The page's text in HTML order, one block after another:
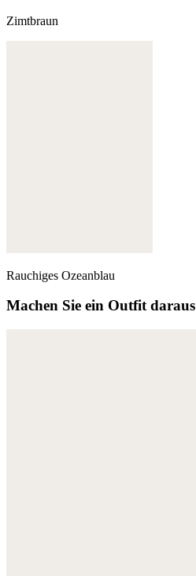
Zimtbraun
Rauchiges Ozeanblau
Machen Sie ein Outfit daraus